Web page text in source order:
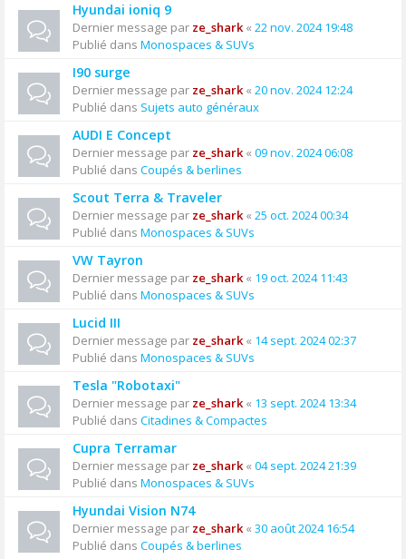
Hyundai ioniq 9
Dernier message par ze_shark« 22 nov. 2024 19:48
Publié dans Monospaces & SUVs
I90 surge
Dernier message par ze_shark« 20 nov. 2024 12:24
Publié dans Sujets auto généraux
AUDI E Concept
Dernier message par ze_shark« 09 nov. 2024 06:08
Publié dans Coupés & berlines
Scout Terra & Traveler
Dernier message par ze_shark« 25 oct. 2024 00:34
Publié dans Monospaces & SUVs
VW Tayron
Dernier message par ze_shark« 19 oct. 2024 11:43
Publié dans Monospaces & SUVs
Lucid III
Dernier message par ze_shark« 14 sept. 2024 02:37
Publié dans Monospaces & SUVs
Tesla "Robotaxi"
Dernier message par ze_shark« 13 sept. 2024 13:34
Publié dans Citadines & Compactes
Cupra Terramar
Dernier message par ze_shark« 04 sept. 2024 21:39
Publié dans Monospaces & SUVs
Hyundai Vision N74
Dernier message par ze_shark« 30 août 2024 16:54
Publié dans Coupés & berlines